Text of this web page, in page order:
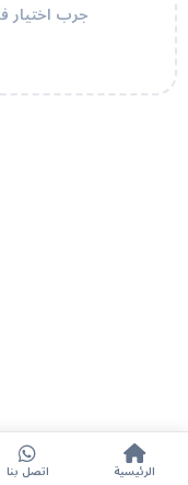
جرب اختيار
الرئيسية اتصل بنا